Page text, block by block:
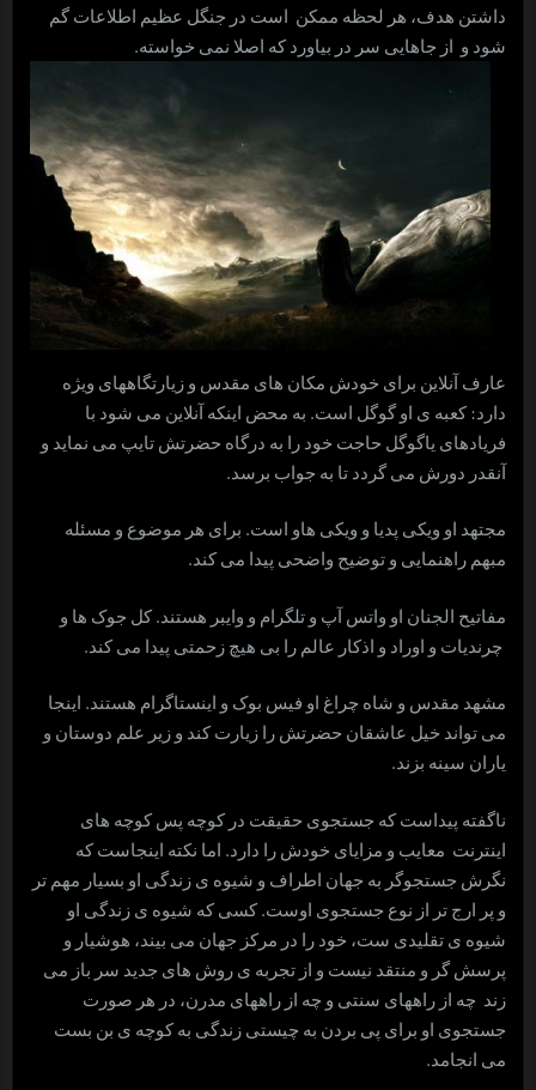
داشتن هدف، هر لحظه ممکن است در جنگل عظیم اطلاعات گم
شود و از جاهایی سر در بیاورد که اصلا نمی خواسته.
عارف آنلاین برای خودش مکان های مقدس و زیارتگاههای ویژه
دارد: کعبه ی او گوگل است. به محض اینکه آنلاین می شود با
فریادهای یاگوگل حاجت خود را به درگاه حضرتش تایپ می نماید و
آنقدر دورش می گردد تا به جواب برسد.
مجتهد او ویکی پدیا و ویکی هاو است. برای هر موضوع و مسئله
مبهم راهنمایی و توضیح واضحی پیدا می کند.
مفاتیح الجنان او واتس آپ و تلگرام و وایبر هستند. کل جوک ها و
چرندیات و اوراد و اذکار عالم را بی هیچ زحمتی پیدا می کند.
مشهد مقدس و شاه چراغ او فیس بوک و اینستاگرام هستند. اینجا
می تواند خیل عاشقان حضرتش را زیارت کند و زیر علم دوستان و
یاران سینه بزند.
ناگفته پیداست که جستجوی حقیقت در کوچه پس کوچه های
اینترنت معایب و مزایای خودش را دارد. اما نکته اینجاست که
نگرش جستجوگر به جهان اطراف و شیوه ی زندگی او بسیار مهم تر
و پر ارج تر از نوع جستجوی اوست. کسی که شیوه ی زندگی او
شیوه ی تقلیدی ست، خود را در مرکز جهان می بیند، هوشیار و
پرسش گر و منتقد نیست و از تجربه ی روش های جدید سر باز می
زند چه از راههای سنتی و چه از راههای مدرن، در هر صورت
جستجوی او برای پی بردن به چیستی زندگی به کوچه ی بن بست
می انجامد.